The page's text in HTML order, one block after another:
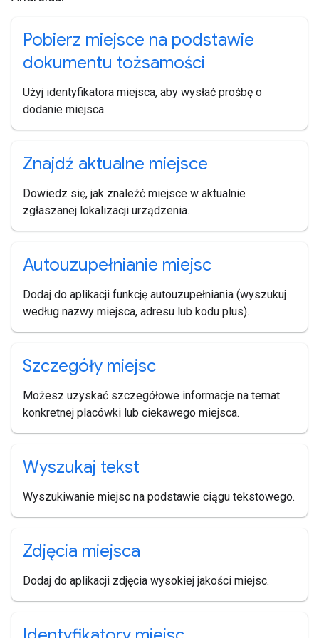
Pobierz miejsce na podstawie
dokumentu tożsamości
Użyj identyfikatora miejsca, aby wysłać prośbę o
dodanie miejsca.
Znajdź aktualne miejsce
Dowiedz się, jak znaleźć miejsce w aktualnie
zgłaszanej lokalizacji urządzenia.
Autouzupełnianie miejsc
Dodaj do aplikacji funkcję autouzupełniania (wyszukuj
według nazwy miejsca, adresu lub kodu plus).
Szczegóły miejsc
Możesz uzyskać szczegółowe informacje na temat
konkretnej placówki lub ciekawego miejsca.
Wyszukaj tekst
Wyszukiwanie miejsc na podstawie ciągu tekstowego.
Zdjęcia miejsca
Dodaj do aplikacji zdjęcia wysokiej jakości miejsc.